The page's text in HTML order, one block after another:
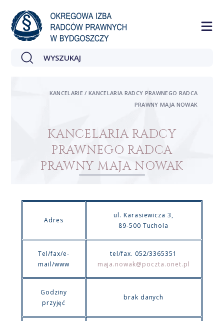
KANCELARIA RADCY
PRAWNEGO RADCA
PRAWNY MAJA NOWAK
KANCELARIE / KANCELARIA RADCY PRAWNEGO RADCA
PRAWNY MAJA NOWAK
Adres
ul. Karasiewicza 3,
89-500 Tuchola
Tel/fax/e-
mail/www
tel/fax. 052/3365351
maja.nowak@poczta.onet.pl
Godziny
przyjęć
brak danych